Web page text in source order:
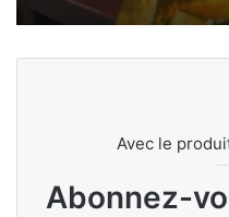
Avec le
Abonnez-